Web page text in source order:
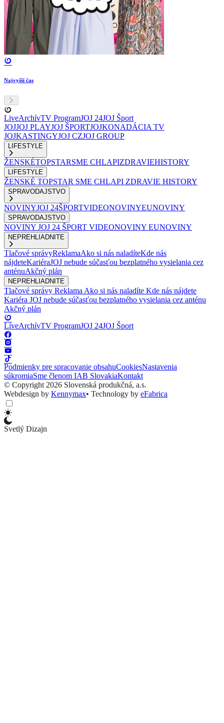
Najvyšší čas
LiveArchívTV ProgramJOJ 24JOJ Šport
JOJJOJ PLAYJOJ ŠPORTJOJKONADÁCIA TV
JOJKASTINGYJOJ CZJOJ GROUP
LIFESTYLE
ŽENSKÉTOPSTARSME CHLAPIZDRAVIEHISTORY
LIFESTYLE
ŽENSKÉ TOPSTAR SME CHLAPI ZDRAVIE HISTORY
SPRAVODAJSTVO
NOVINYJOJ 24ŠPORTVIDEONOVINYEUNOVINY
SPRAVODAJSTVO
NOVINY JOJ 24 ŠPORT VIDEONOVINY EUNOVINY
NEPREHLIADNITE
Tlačové správyReklamaAko si nás naladíteKde nás
nájdeteKariéraJOJ nebude súčasťou bezplatného vysielania cez
anténuAkčný plán
NEPREHLIADNITE
Tlačové správy Reklama Ako si nás naladíte Kde nás nájdete
Kariéra JOJ nebude súčasťou bezplatného vysielania cez anténu
Akčný plán
LiveArchívTV ProgramJOJ 24JOJ Šport
Podmienky pre spracovanie obsahuCookiesNastavenia
súkromiaSme členom IAB SlovakiaKontakt
© Copyright 2026 Slovenská produkčná, a.s.
Webdesign by Kennymax• Technology by eFabrica
Svetlý Dizajn